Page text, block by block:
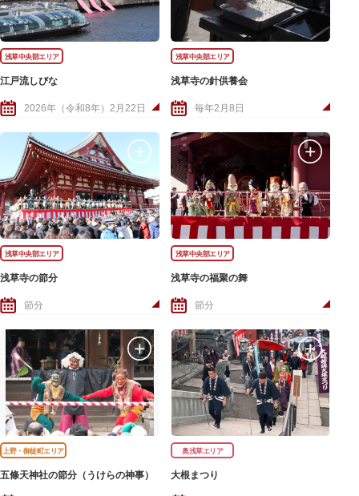
浅草中央部エリア
江戸流しびな
2026年（令和8年）2月22日
浅草中央部エリア
浅草寺の針供養会
毎年2月8日
浅草中央部エリア
浅草寺の節分
節分
浅草中央部エリア
浅草寺の福聚の舞
節分
上野・御徒町エリア
五條天神社の節分（うけらの神事）
奥浅草エリア
大根まつり